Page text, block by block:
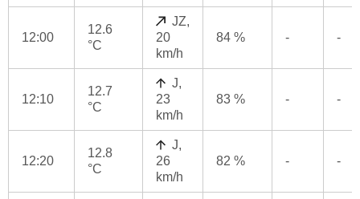
12:00
12.6
°C
JZ,
20
km/h
84 % - -
12:10
12.7
°C
J,
23
km/h
83 % - -
12:20
12.8
°C
J,
26
km/h
82 % - -